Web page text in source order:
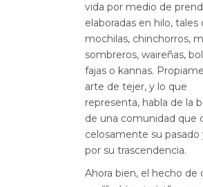
vida por medio de
elaboradas en hilo, tales
mochilas, chinchorros,
sombreros, waireñas,
fajas o kannas.
arte de tejer, y lo que
representa, habla de la
de una comunidad que
celosamente su pasado
por su trascendencia.
Ahora bien, el hecho de